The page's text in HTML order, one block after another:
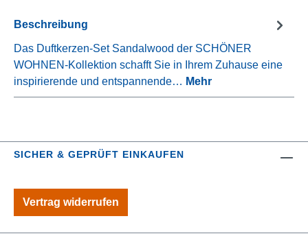
Beschreibung
Das Duftkerzen-Set Sandalwood der SCHÖNER
WOHNEN-Kollektion schafft Sie in Ihrem Zuhause eine
inspirierende und entspannende… Mehr
SICHER & GEPRÜFT EINKAUFEN
Vertrag widerrufen